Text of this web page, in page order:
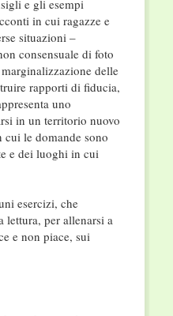
e gli esempi
in cui ragazze e
situazioni –
consensuale di foto
delle
rapporti di fiducia,
uno
in un territorio nuovo
cui le domande sono
e dei luoghi in cui
esercizi, che
lettura, per allenarsi a
e non piace, sui